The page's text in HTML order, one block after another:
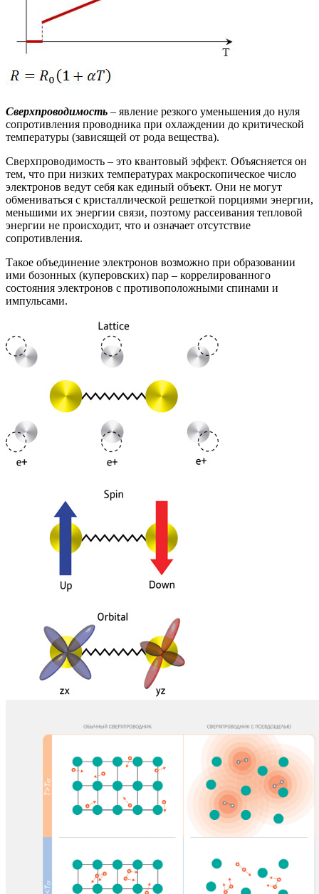
Сверхпроводимость – явление резкого уменьшения до нуля
сопротивления проводника при охлаждении до критической
температуры (зависящей от рода вещества).
Сверхпроводимость – это квантовый эффект. Объясняется он
тем, что при низких температурах макроскопическое число
электронов ведут себя как единый объект. Они не могут
обмениваться с кристаллической решеткой порциями энергии,
меньшими их энергии связи, поэтому рассеивания тепловой
энергии не происходит, что и означает отсутствие
сопротивления.
Такое объединение электронов возможно при образовании
ими бозонных (куперовских) пар – коррелированного
состояния электронов с противоположными спинами и
импульсами.